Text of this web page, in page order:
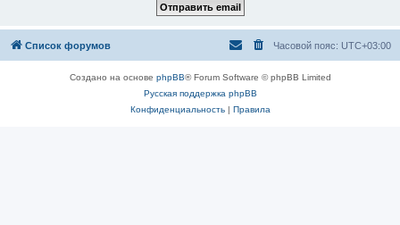
Список форумов Часовой пояс: UTC+03:00
Создано на основе phpBB® Forum Software © phpBB Limited
Русская поддержка phpBB
Конфиденциальность| Правила